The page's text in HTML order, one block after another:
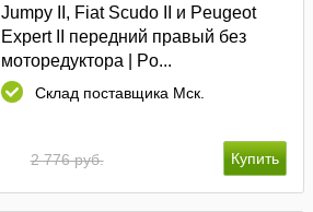
Jumpy II, Fiat Scudo II и Peugeot
Expert II передний правый без
моторедуктора | Po...
Склад поставщика Мск.
2 776 руб.